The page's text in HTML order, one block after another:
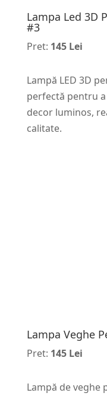
Lampa Led 3D
#3
Pret: 145 Lei
Lampă LED 3D
perfectă pentru
decor luminos,
calitate.
Lampa Veghe
Pret: 145 Lei
Lampă de veghe